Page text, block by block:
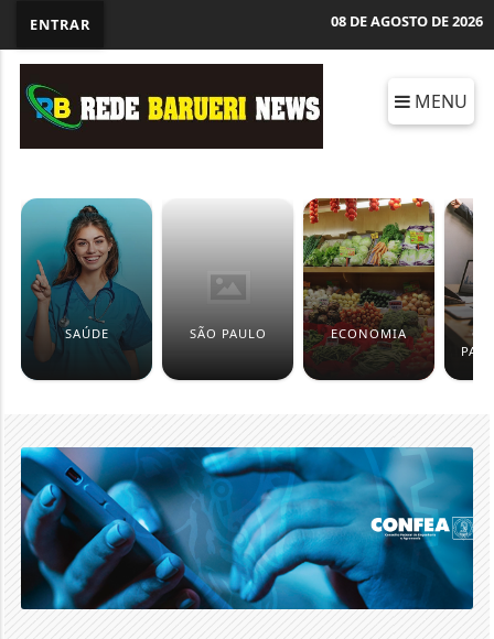
ENTRAR 08 DE AGOSTO DE 2026
MENU
SAÚDE SÃO PAULO ECONOMIA